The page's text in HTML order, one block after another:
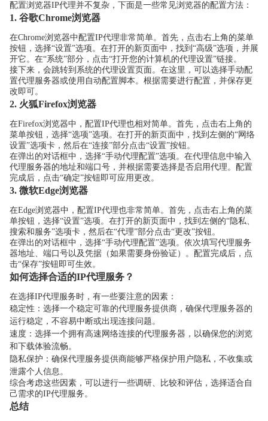
配置浏览器IP代理并不复杂，下面是一些常见浏览器的配置方法：
1. 谷歌Chrome浏览器
在Chrome浏览器中配置IP代理非常简单。首先，点击右上角的菜单
按钮，选择“设置”选项。在打开的新页面中，找到“高级”选项，并展
开它。在“系统”部分，点击“打开您的计算机的代理设置”链接。
接下来，会跳转到系统的代理设置页面。在这里，可以选择手动配
置代理服务器或使用自动配置脚本。根据需要进行配置，并保存更
改即可。
2. 火狐Firefox浏览器
在Firefox浏览器中，配置IP代理也相对简单。首先，点击右上角的
菜单按钮，选择“选项”选项。在打开的新页面中，找到左侧的“网络
设置”选项卡，然后在“连接”部分点击“设置”按钮。
在弹出的对话框中，选择“手动代理配置”选项。在代理信息中输入
代理服务器的地址和端口号，并根据需要选择是否启用代理。配置
完成后，点击“确定”按钮即可应用更改。
3. 微软Edge浏览器
在Edge浏览器中，配置IP代理也非常简单。首先，点击右上角的菜
单按钮，选择“设置”选项。在打开的新页面中，找到左侧的“隐私、
搜索和服务”选项卡，然后在“代理”部分点击“更改”按钮。
在弹出的对话框中，选择“手动代理配置”选项。依次填写代理服务
器地址、端口号以及凭据（如果需要身份验证）。配置完成后，点
击“保存”按钮即可生效。
如何选择合适的IP代理服务？
在选择IP代理服务时，有一些要注意的因素：
稳定性：选择一个稳定可靠的代理服务提供商，确保代理服务器的
运行稳定，不容易中断或出现连接问题。
速度：选择一个拥有高速网络连接的代理服务器，以确保您的浏览
和下载体验流畅。
隐私保护：确保代理服务提供商能够严格保护用户隐私，不收集或
泄露个人信息。
综合考虑这些因素，可以进行一些调研、比较和评估，选择适合自
己需求的IP代理服务。
总结